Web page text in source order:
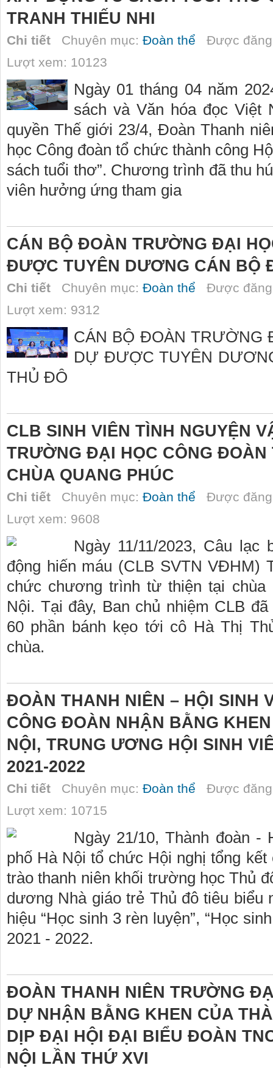
TRANH THIẾU NHI
Chi tiết Chuyên mục: Đoàn thể Được
Lượt xem: 10123
Ngày 01 tháng 04 năm
sách và Văn hóa đọc Việt
quyền Thế giới 23/4, Đoàn Thanh
học Công đoàn tổ chức thành công
sách tuổi thơ”. Chương trình đã thu
viên hưởng ứng tham gia
CÁN BỘ ĐOÀN TRƯỜNG ĐẠI
ĐƯỢC TUYÊN DƯƠNG CÁN BỘ
Chi tiết Chuyên mục: Đoàn thể Được
Lượt xem: 9312
CÁN BỘ ĐOÀN TRƯỜNG
DỰ ĐƯỢC TUYÊN
THỦ ĐÔ
CLB SINH VIÊN TÌNH NGUYỆN
TRƯỜNG ĐẠI HỌC CÔNG
CHÙA QUANG PHÚC
Chi tiết Chuyên mục: Đoàn thể Được
Lượt xem: 9608
Ngày 11/11/2023, Câu lạc
động hiến máu (CLB SVTN VĐHM)
chức chương trình từ thiện tại chùa
Nội. Tại đây, Ban chủ nhiệm CLB
60 phần bánh kẹo tới cô Hà Thị
chùa.
ĐOÀN THANH NIÊN – HỘI SINH
CÔNG ĐOÀN NHẬN BẰNG
NỘI, TRUNG ƯƠNG HỘI SINH
2021-2022
Chi tiết Chuyên mục: Đoàn thể Được
Lượt xem: 10715
Ngày 21/10, Thành đoàn -
phố Hà Nội tổ chức Hội nghị tổng
trào thanh niên khối trường học Thủ
dương Nhà giáo trẻ Thủ đô tiêu biểu
hiệu “Học sinh 3 rèn luyện”, “Học
2021 - 2022.
ĐOÀN THANH NIÊN TRƯỜNG
DỰ NHẬN BẰNG KHEN CỦA
DỊP ĐẠI HỘI ĐẠI BIỂU ĐOÀN
NỘI LẦN THỨ XVI